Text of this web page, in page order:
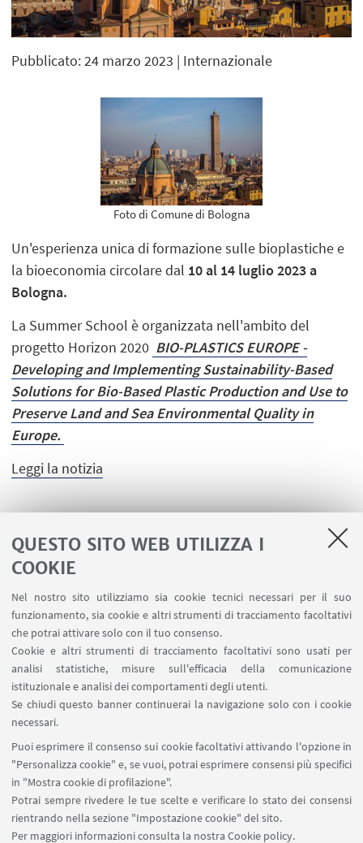
QUESTO SITO WEB UTILIZZA I
COOKIE
Nel nostro sito utilizziamo sia cookie tecnici necessari per il suo
funzionamento, sia cookie e altri strumenti di tracciamento facoltativi
che potrai attivare solo con il tuo consenso.
Cookie e altri strumenti di tracciamento facoltativi sono usati per
analisi statistiche, misure sull'efficacia della comunicazione
istituzionale e analisi dei comportamenti degli utenti.
Se chiudi questo banner continuerai la navigazione solo con i cookie
necessari.
Puoi esprimere il consenso sui cookie facoltativi attivando l'opzione in
"Personalizza cookie" e, se vuoi, potrai esprimere consensi più specifici
in "Mostra cookie di profilazione".
Potrai sempre rivedere le tue scelte e verificare lo stato dei consensi
rientrando nella sezione "Impostazione cookie" del sito.
Per maggiori informazioniconsulta la nostra Cookie policy.
Pubblicato: 24 marzo 2023 | Internazionale
Foto di Comune di Bologna
Un'esperienza unica di formazione sulle bioplastiche e
la bioeconomia circolare dal 10 al 14 luglio 2023 a
Bologna.
La Summer School è organizzata nell'ambito del
progetto Horizon 2020 BIO-PLASTICS EUROPE -
Developing and Implementing Sustainability-Based
Solutions for Bio-Based Plastic Production and Use to
Preserve Land and Sea Environmental Quality in
Europe.
Leggi la notizia
Area riservata
Contatti
SEGUI IL DIPARTIMENTO SU:
SEGUI UNIBO SU:
APP: